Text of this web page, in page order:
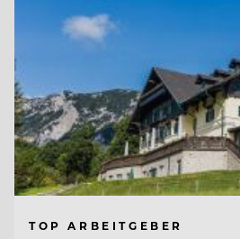
TOP ARBEITGEBER